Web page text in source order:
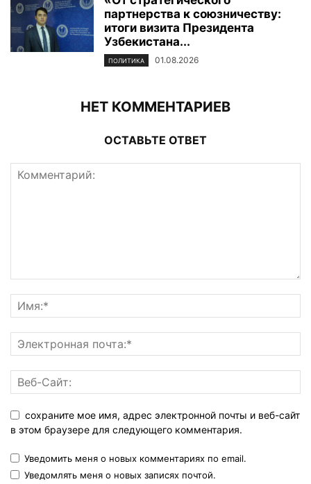
партнерства к союзничеству:
итоги визита Президента
Узбекистана...
ПОЛИТИКА 01.08.2026
НЕТ КОММЕНТАРИЕВ
ОСТАВЬТЕ ОТВЕТ
сохраните мое имя, адрес электронной почты и веб-сайт
в этом браузере для следующего комментария.
Уведомить меня о новых комментариях по email.
Уведомлять меня о новых записях почтой.